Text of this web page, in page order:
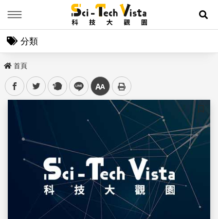
展
分類
首頁
facebooktwitter plurk line 中
儲存